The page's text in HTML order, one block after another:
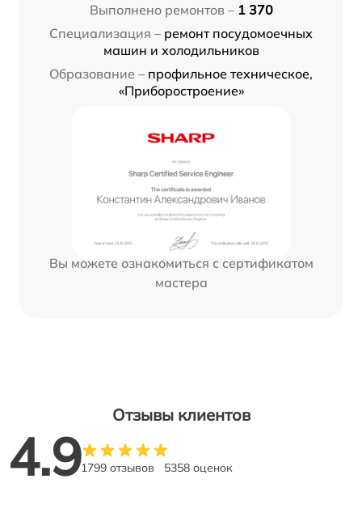
Выполнено ремонтов – 1 370
Специализация – ремонт посудомоечных
машин и холодильников
Образование – профильное техническое,
«Приборостроение»
Вы можете ознакомиться с сертификатом
мастера
Отзывы клиентов
4.91799 отзывов 5358 оценок